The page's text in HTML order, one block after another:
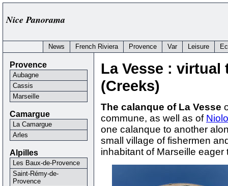
Nice Panorama
News French Riviera Provence Var Leisure
La Vesse :
(Creeks)
The calanque of La Vesse
commune, as well as of
one calanque to another
small village of fishermen
inhabitant of Marseille eager
Provence
Aubagne
Cassis
Marseille
Camargue
La Camargue
Arles
Alpilles
Les Baux-de-Provence
Saint-Rémy-de-
Provence